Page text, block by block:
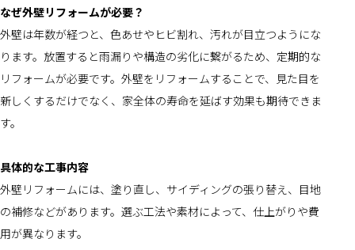
なぜ外壁リフォームが必要？
外壁は年数が経つと、色あせやヒビ割れ、汚れが目立つようにな
ります。放置すると雨漏りや構造の劣化に繋がるため、定期的な
リフォームが必要です。外壁をリフォームすることで、見た目を
新しくするだけでなく、家全体の寿命を延ばす効果も期待できま
す。
具体的な工事内容
外壁リフォームには、塗り直し、サイディングの張り替え、目地
の補修などがあります。選ぶ工法や素材によって、仕上がりや費
用が異なります。